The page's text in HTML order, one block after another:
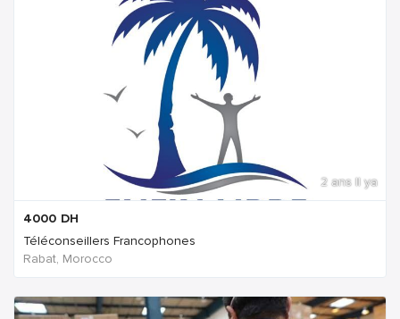
2 ans Il ya
4000 DH
Téléconseillers Francophones
Rabat, Morocco